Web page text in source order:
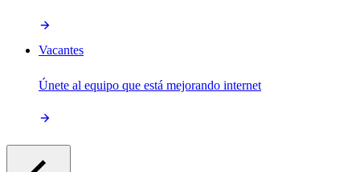
Vacantes
Únete al equipo que está mejorando internet